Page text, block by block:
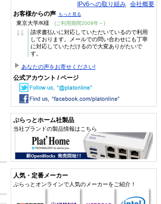
IPv6への取り組み 会社概要
お客様からの声 もっと見る
東京大学/K様 (ご利用期間2009年～)
“
請求書払いに対応していただいているので利用
しております。メールでの問い合わせにも丁寧
に対応していただけるので大変ありがたいで
す。
あなたの声をお寄せください!
公式アカウント / ページ
ぷらっとホーム社製品
当社ブランドの製品情報はこちら
人気・定番メーカー
ぷらっとオンラインで人気のメーカーをご紹介！